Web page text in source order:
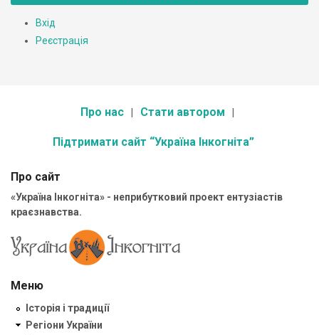
Вхід
Реєстрація
Про нас Стати автором
Підтримати сайт “Україна Інкогніта”
Про сайт
«Україна Інкогніта» - неприбутковий проект ентузіастів
краєзнавства.
Меню
Історія і традиції
Регіони України